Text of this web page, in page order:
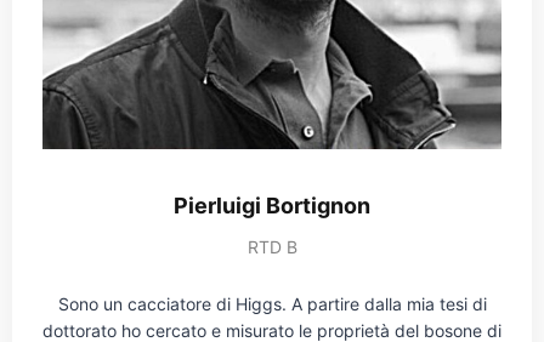
Pierluigi Bortignon
RTD B
Sono un cacciatore di Higgs. A partire dalla mia tesi di
dottorato ho cercato e misurato le proprietà del bosone di